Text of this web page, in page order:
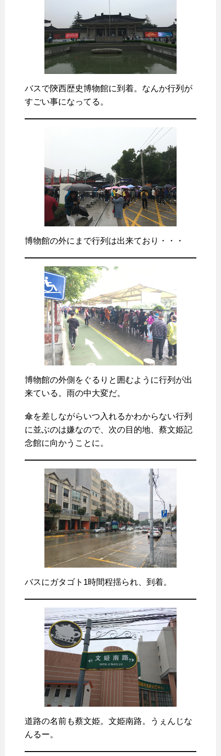
バスで陝西歴史博物館に到着。なんか行列が
すごい事になってる。
博物館の外にまで行列は出来ており・・・
博物館の外側をぐるりと囲むように行列が出
来ている。雨の中大変だ。
傘を差しながらいつ入れるかわからない行列
に並ぶのは嫌なので、次の目的地、蔡文姫記
念館に向かうことに。
バスにガタゴト1時間程揺られ、到着。
道路の名前も蔡文姫。文姫南路。うぇんじな
んるー。